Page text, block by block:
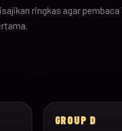
ringkas agar
GROUP D